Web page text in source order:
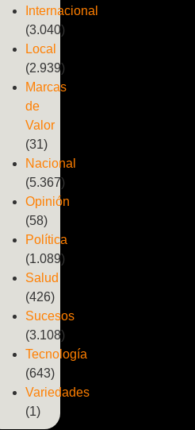
Internacional
(3.040)
Local
(2.939)
Marcas
de
Valor
(31)
Nacional
(5.367)
Opinión
(58)
Política
(1.089)
Salud
(426)
Sucesos
(3.108)
Tecnología
(643)
Variedades
(1)